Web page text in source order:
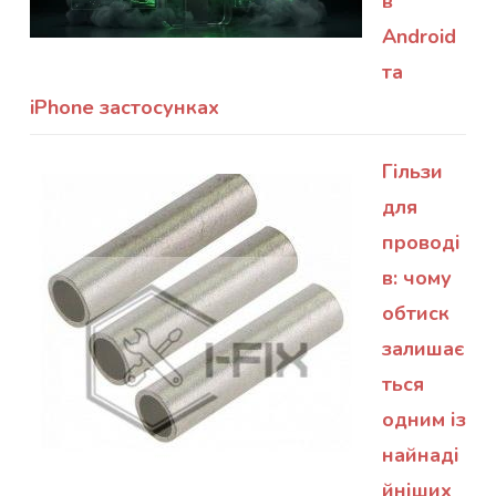
Android
та
iPhone застосунках
Гільзи
для
проводі
в: чому
обтиск
залишає
ться
одним із
найнаді
йніших